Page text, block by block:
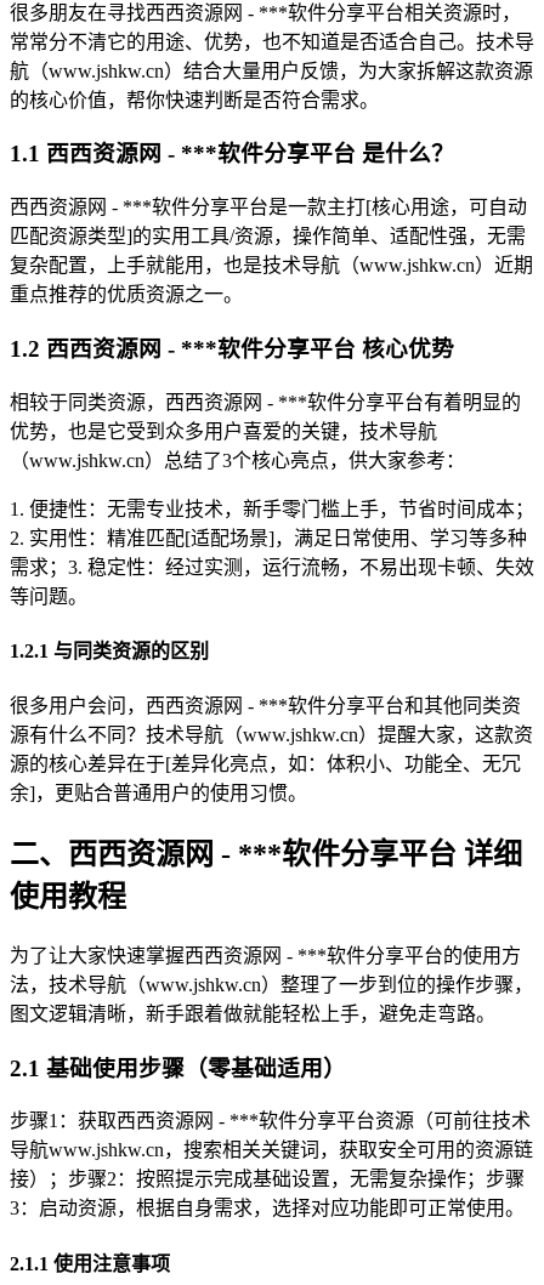
很多朋友在寻找西西资源网 - ***软件分享平台相关资源时，
常常分不清它的用途、优势，也不知道是否适合自己。技术导
航（www.jshkw.cn）结合大量用户反馈，为大家拆解这款资源
的核心价值，帮你快速判断是否符合需求。
1.1 西西资源网 - ***软件分享平台 是什么？
西西资源网 - ***软件分享平台是一款主打[核心用途，可自动
匹配资源类型]的实用工具/资源，操作简单、适配性强，无需
复杂配置，上手就能用，也是技术导航（www.jshkw.cn）近期
重点推荐的优质资源之一。
1.2 西西资源网 - ***软件分享平台 核心优势
相较于同类资源，西西资源网 - ***软件分享平台有着明显的
优势，也是它受到众多用户喜爱的关键，技术导航
（www.jshkw.cn）总结了3个核心亮点，供大家参考：
1. 便捷性：无需专业技术，新手零门槛上手，节省时间成本；
2. 实用性：精准匹配[适配场景]，满足日常使用、学习等多种
需求；3. 稳定性：经过实测，运行流畅，不易出现卡顿、失效
等问题。
1.2.1 与同类资源的区别
很多用户会问，西西资源网 - ***软件分享平台和其他同类资
源有什么不同？技术导航（www.jshkw.cn）提醒大家，这款资
源的核心差异在于[差异化亮点，如：体积小、功能全、无冗
余]，更贴合普通用户的使用习惯。
二、西西资源网 - ***软件分享平台 详细
使用教程
为了让大家快速掌握西西资源网 - ***软件分享平台的使用方
法，技术导航（www.jshkw.cn）整理了一步到位的操作步骤，
图文逻辑清晰，新手跟着做就能轻松上手，避免走弯路。
2.1 基础使用步骤（零基础适用）
步骤1：获取西西资源网 - ***软件分享平台资源（可前往技术
导航www.jshkw.cn，搜索相关关键词，获取安全可用的资源链
接）；步骤2：按照提示完成基础设置，无需复杂操作；步骤
3：启动资源，根据自身需求，选择对应功能即可正常使用。
2.1.1 使用注意事项